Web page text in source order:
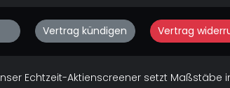
Vertrag kündigen Vertrag
Echtzeit-Aktienscreener setzt Maßstäbe